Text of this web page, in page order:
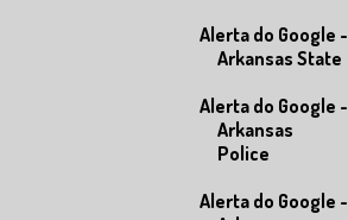
Alerta do Google -
Arkansas State
Alerta do Google -
Arkansas
Police
Alerta do Google -